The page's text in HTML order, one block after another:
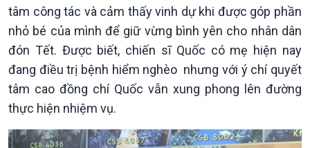
tâm công tác và cảm thấy vinh dự khi được góp phần
nhỏ bé của mình để giữ vừng bình yên cho nhân dân
đón Tết. Được biết, chiến sĩ Quốc có mẹ hiện nay
đang điều trị bệnh hiểm nghèo nhưng với ý chí quyết
tâm cao đồng chí Quốc vẫn xung phong lên đường
thực hiện nhiệm vụ.